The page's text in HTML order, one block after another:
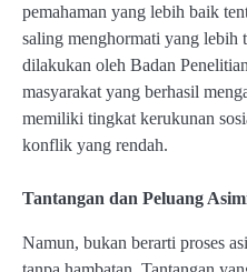
pemahaman yang lebih baik
saling menghormati yang
dilakukan oleh Badan
masyarakat yang berhasil
memiliki tingkat kerukunan
konflik yang rendah.
Tantangan dan Peluang
Namun, bukan berarti proses